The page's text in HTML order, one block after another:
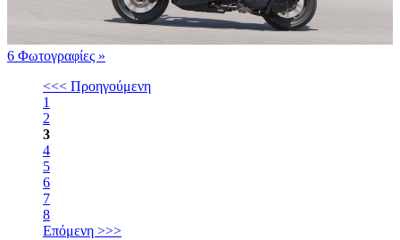
6 Φωτογραφίες »
<<< Προηγούμενη
1
2
3
4
5
6
7
8
Επόμενη >>>